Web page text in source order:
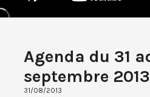
Agenda du 31
septembre 2013
31/08/2013